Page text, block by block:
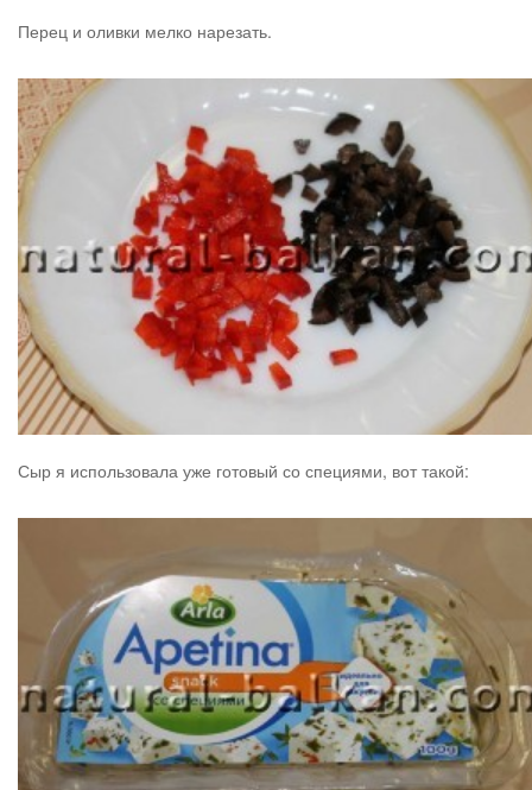
Перец и оливки мелко нарезать.
Сыр я использовала уже готовый со специями, вот такой: